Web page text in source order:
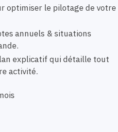
optimiser le pilotage de votre
annuels & situations
explicatif qui détaille tout
activité.